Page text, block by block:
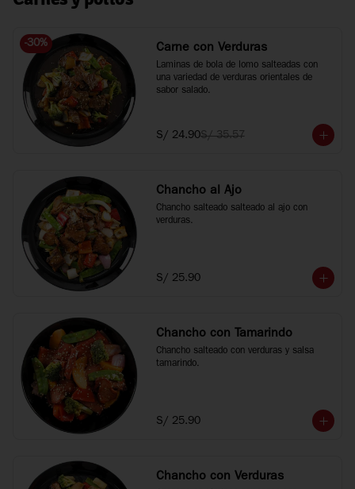
-30% Carne con Verduras
Laminas de bola de lomo salteadas con
una variedad de verduras orientales de
sabor salado.
S/ 24.90S/ 35.57
Chancho al Ajo
Chancho salteado salteado al ajo con
verduras.
S/ 25.90
Chancho con Tamarindo
Chancho salteado con verduras y salsa
tamarindo.
S/ 25.90
Chancho con Verduras